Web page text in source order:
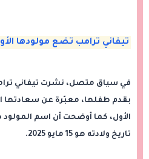
تيفاني ترامب تضع مولودها
في سياق متصل، نشرت تيفاني
بقدم طفلها، معبّرة عن سعادتها
الأول، كما أوضحت أن اسم المولود
تاريخ ولادته هو 15 مايو 2025.